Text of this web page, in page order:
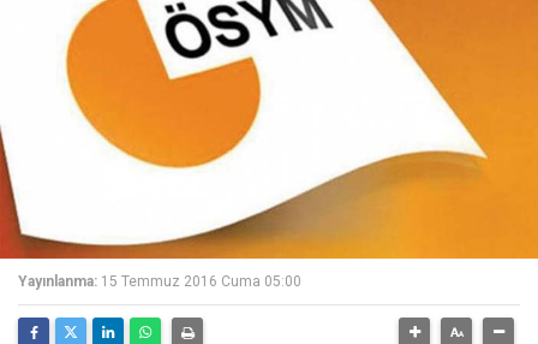
Yayınlanma: 15 Temmuz 2016 Cuma 05:00